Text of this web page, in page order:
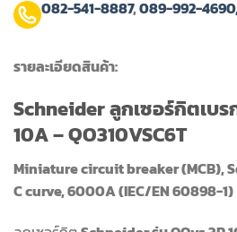
082-541-8887,089-992-
รายละเอียดสินค้า:
Schneider ลูกเซอร์กิตเบร
10A – QO310VSC6T
Miniature circuit breaker (MCB),
C curve, 6000A (IEC/EN 60898-1)